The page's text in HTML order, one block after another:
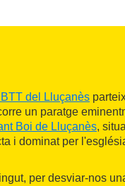
del Lluçanès
un paratge
Boi de Lluçanès,
i dominat per
per desviar-nos